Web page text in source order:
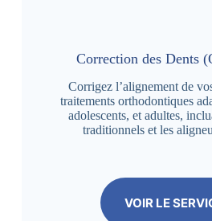
Correction des Dents
Corrigez l’alignement de
traitements orthodontiques
adolescents, et adultes,
traditionnels et les
VOIR LE